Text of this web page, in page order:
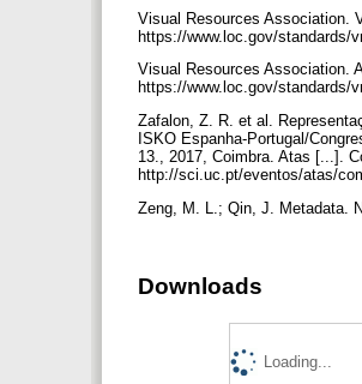
Visual Resources Association.
https://www.loc.gov/standards/
Visual Resources Association.
https://www.loc.gov/standards/
Zafalon, Z. R. et al.
ISKO Espanha-Portugal/
13., 2017, Coimbra. Atas [...].
http://sci.uc.pt/eventos/atas/
Zeng, M. L.; Qin, J. Metadata.
Downloads
Loading...